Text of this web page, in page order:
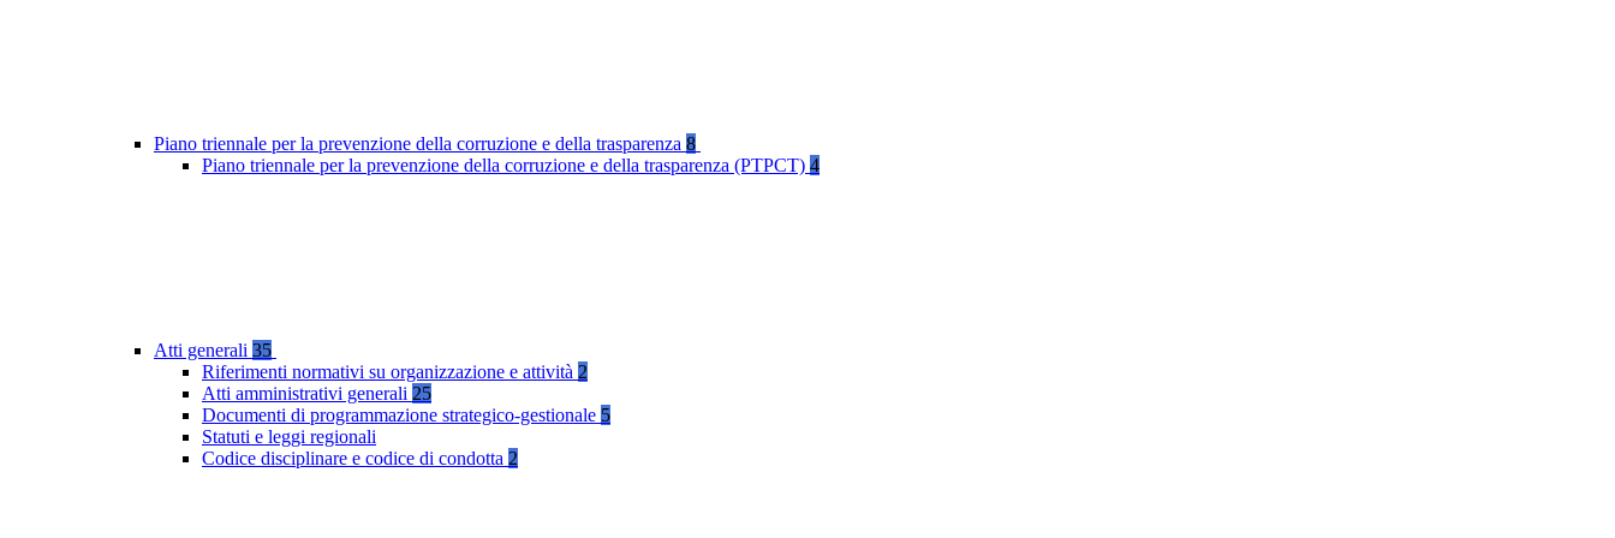
Piano triennale per la prevenzione della corruzione e della trasparenza 8
Piano triennale per la prevenzione della corruzione e della trasparenza (PTPCT) 4
Atti generali 35
Riferimenti normativi su organizzazione e attività 2
Atti amministrativi generali 25
Documenti di programmazione strategico-gestionale 5
Statuti e leggi regionali
Codice disciplinare e codice di condotta 2